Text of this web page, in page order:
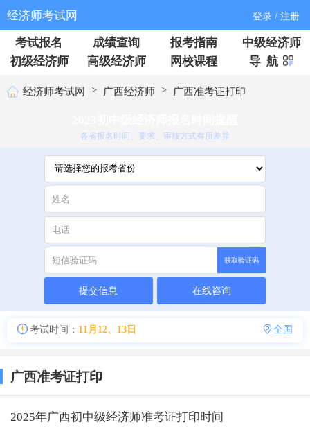
经济师考试网 登录 / 注册
考试报名 成绩查询 报考指南
中级经济师
初级经济师
高级经济师 网校课程 导 航
经济师考试网 > 广西经济师 > 广西准考证打印
各省报名时间、要求、审核方式有所差异
获取验证码
提交信息 在线咨询
考试时间： 11月12、13日 全国
广西准考证打印
2025年广西初中级经济师准考证打印时间